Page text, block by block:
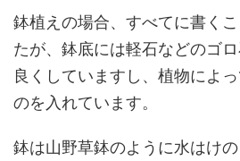
鉢植えの場合、すべてに書く
たが、鉢底には軽石などのゴ
良くしていますし、植物によ
のを入れています。
鉢は山野草鉢のように水はけ